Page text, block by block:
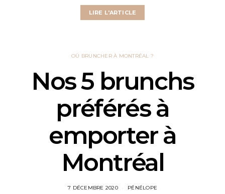
LIRE L'ARTICLE
OÙ BRUNCHER À MONTRÉAL ?
Nos 5 brunchs
préférés à
emporter à
Montréal
7 DÉCEMBRE 2020 PÉNÉLOPE